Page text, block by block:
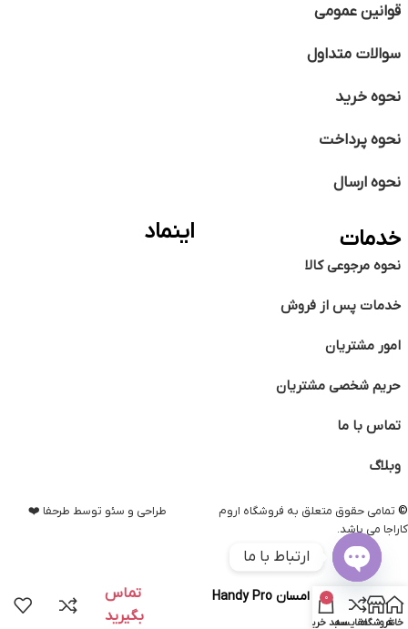
قوانین عمومی
سوالات متداول
نحوه خرید
نحوه پرداخت
نحوه ارسال
خدمات
نحوه مرجوعی کالا
خدمات پس از فروش
امور مشتریان
حریم شخصی مشتریان
تماس با ما
وبلاگ
اینماد
©️ تمامی حقوق متعلق به فروشگاه اروم
کاراجا می باشد.
طراحی و سئو توسط طرحفا ❤️
چایساز امسان Handy Pro
سفید
تماس
بگیرید
خانهفروشگاهمقایسه
0
سبد خرید
ارتباط با ما
Open
chaty